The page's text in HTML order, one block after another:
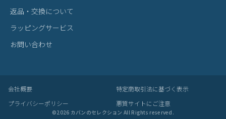
返品・交換について
ラッピングサービス
お問い合わせ
会社概要
特定商取引法に基づく表示
プライバシーポリシー
悪質サイトにご注意
©2026 カバンのセレクション All Rights reserved.